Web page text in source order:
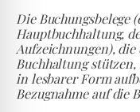
Die Buchungsbelege
Hauptbuchhaltung,
Aufzeichnungen),
Buchhaltung stützen,
in lesbarer Form
Bezugnahme auf die